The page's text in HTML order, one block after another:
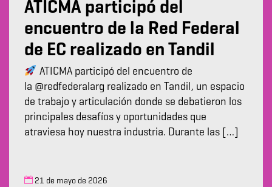
ATICMA participó del
encuentro de la Red Federal
de EC realizado en Tandil
ATICMA participó del encuentro de
la @redfederalarg realizado en Tandil, un espacio
de trabajo y articulación donde se debatieron los
principales desafíos y oportunidades que
atraviesa hoy nuestra industria. Durante las […]
21 de mayo de 2026